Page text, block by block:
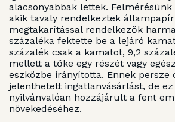
alacsonyabbak lettek.
akik tavaly rendelkeztek
megtakarítással rendelkezők
százaléka fektette be a lejáró
százalék csak a kamatot, 9,2
mellett a tőke egy részét vagy
eszközbe irányította. Ennek persze
jelenthetett ingatlanvásárlást, de ez
nyilvánvalóan hozzájárult a fent
növekedéséhez.